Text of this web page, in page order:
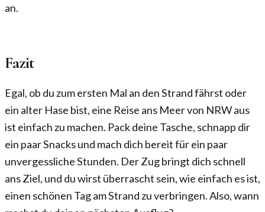
an.
Fazit
Egal, ob du zum ersten Mal an den Strand fährst oder
ein alter Hase bist, eine Reise ans Meer von NRW aus
ist einfach zu machen. Pack deine Tasche, schnapp dir
ein paar Snacks und mach dich bereit für ein paar
unvergessliche Stunden. Der Zug bringt dich schnell
ans Ziel, und du wirst überrascht sein, wie einfach es ist,
einen schönen Tag am Strand zu verbringen. Also, wann